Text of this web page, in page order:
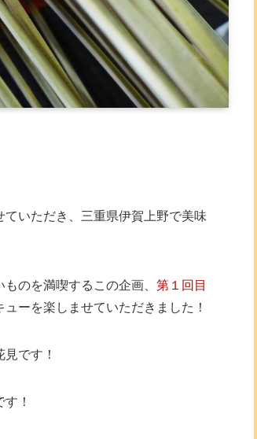
ていただき、三重県伊賀上野で美味
のを満喫するこの企画、 第１回目
ーを楽しませていただきました！
です！
！